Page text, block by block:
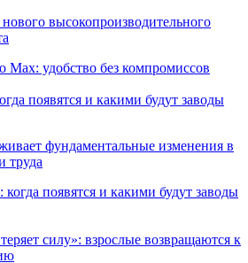
нового высокопроизводительного
появятся и какими будут заводы
фундаментальные изменения в
труда
силу»: взрослые возвращаются к